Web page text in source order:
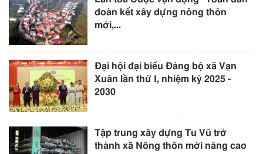
đoàn kết xây dựng nông thôn
mới,...
Đại hội đại biểu Đảng bộ xã Vạn
Xuân lần thứ I, nhiệm kỳ 2025 -
2030
Tập trung xây dựng Tu Vũ trở
thành xã Nông thôn mới nâng cao